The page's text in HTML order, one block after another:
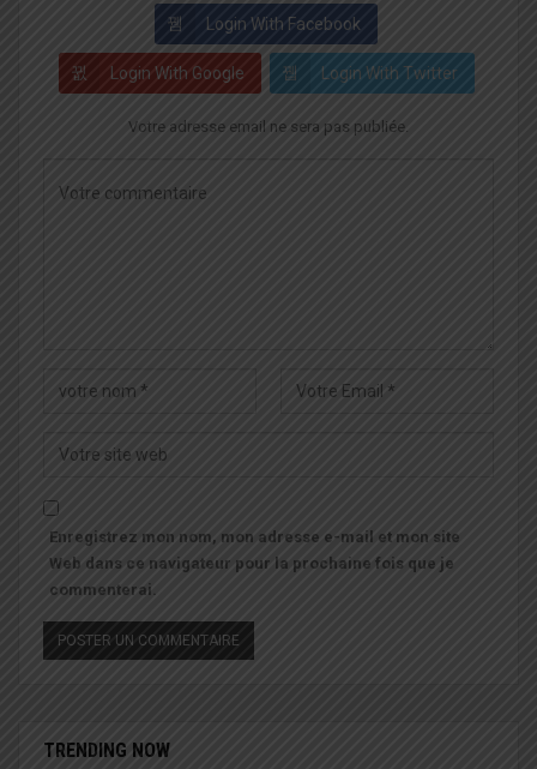
Login With Facebook
Login With Google Login With Twitter
Votre adresse email ne sera pas publiée.
Enregistrez mon nom, mon adresse e-mail et mon site
Web dans ce navigateur pour la prochaine fois que je
commenterai.
TRENDING NOW